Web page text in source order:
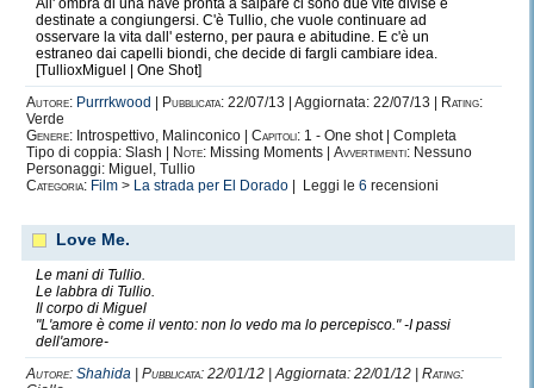
All' ombra di una nave pronta a salpare ci sono due vite divise e
destinate a congiungersi. C'è Tullio, che vuole continuare ad
osservare la vita dall' esterno, per paura e abitudine. E c'è un
estraneo dai capelli biondi, che decide di fargli cambiare idea.
[TullioxMiguel | One Shot]
Autore: Purrrkwood Pubblicata: 22/07/13 | Aggiornata: 22/07/13 |
Rating:
Verde
Genere: Introspettivo, Malinconico | Capitoli: 1 - One shot | Completa
Tipo di coppia: Slash |
Note: Missing Moments | Avvertimenti: Nessuno
Personaggi: Miguel, Tullio
Categoria: Film > La strada per El Dorado | Leggi le 6 recensioni
Love Me.
Le mani di Tullio.
Le labbra di Tullio.
Il corpo di Miguel
"L'amore è come il vento: non lo vedo ma lo percepisco." -I passi
dell'amore-
Autore: Shahida Pubblicata: 22/01/12 | Aggiornata: 22/01/12 | Rating: